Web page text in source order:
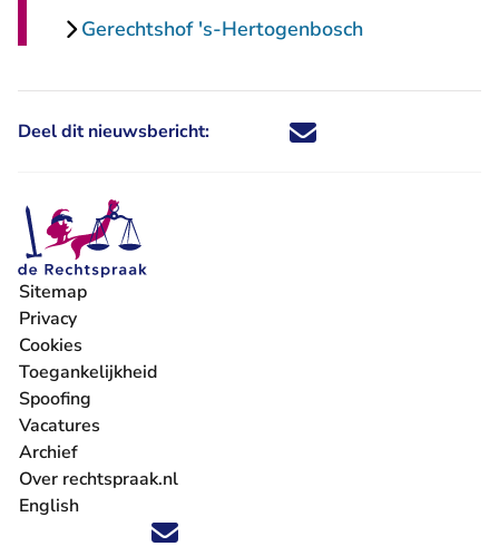
Gerechtshof 's-Hertogenbosch
Deel dit nieuwsbericht: Deel dit nieuwsbericht via X -
Deel dit nieuwsbericht via
Deel dit nieuwsbericht
Deel dit
Volg ons op X (Twitter) - U verlaat Rechtspraak.nl
Volg ons op Facebook - U verlaat Rechtspraak.nl
Volg ons op Instagram - U verlaat Rechtspraak.nl
Volg ons op Youtube - U verlaat Rechtspraak.nl
Volg ons op LinkedIn - U verlaat
'Blijf op de hoogte' nieuwsbrief - U verlaat
Sitemap
Privacy
Cookies
Toegankelijkheid
Spoofing
Vacatures
- U verlaat Rechtspraak.nl
Archief
Over rechtspraak.nl
English